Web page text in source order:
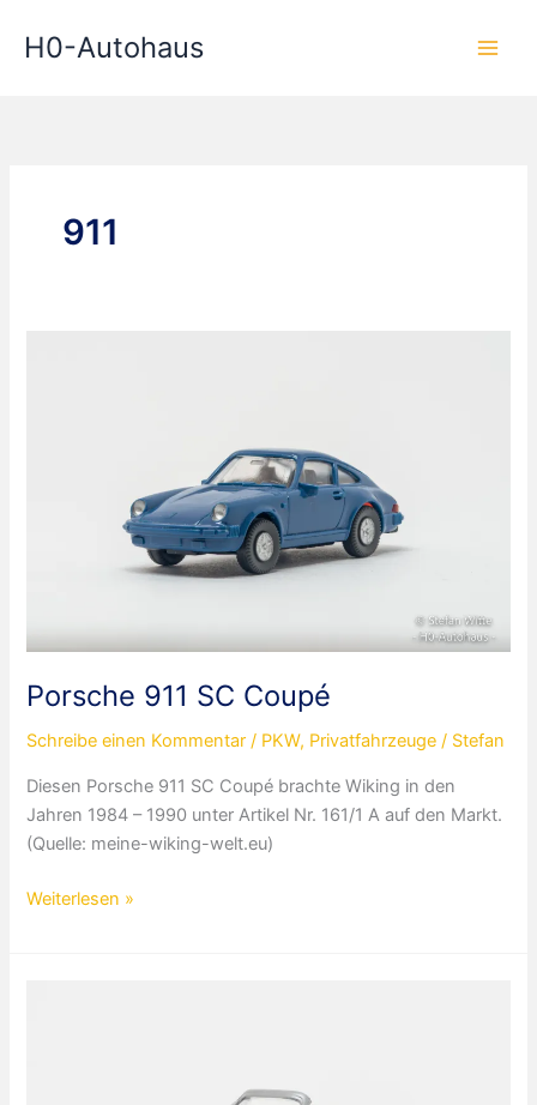
InhaltH0-Autohaus
911
Porsche 911 SC Coupé
Schreibe einen Kommentar / PKW, Privatfahrzeuge / Stefan
Diesen Porsche 911 SC Coupé brachte Wiking in den
Jahren 1984 – 1990 unter Artikel Nr. 161/1 A auf den Markt.
(Quelle: meine-wiking-welt.eu)
Porsche
Weiterlesen »